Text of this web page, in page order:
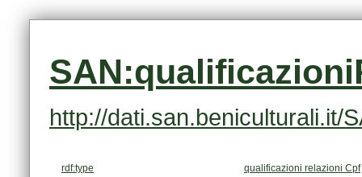
http://dati.san.beniculturali.it/
rdf:type qualificazioni relazioni Cpf